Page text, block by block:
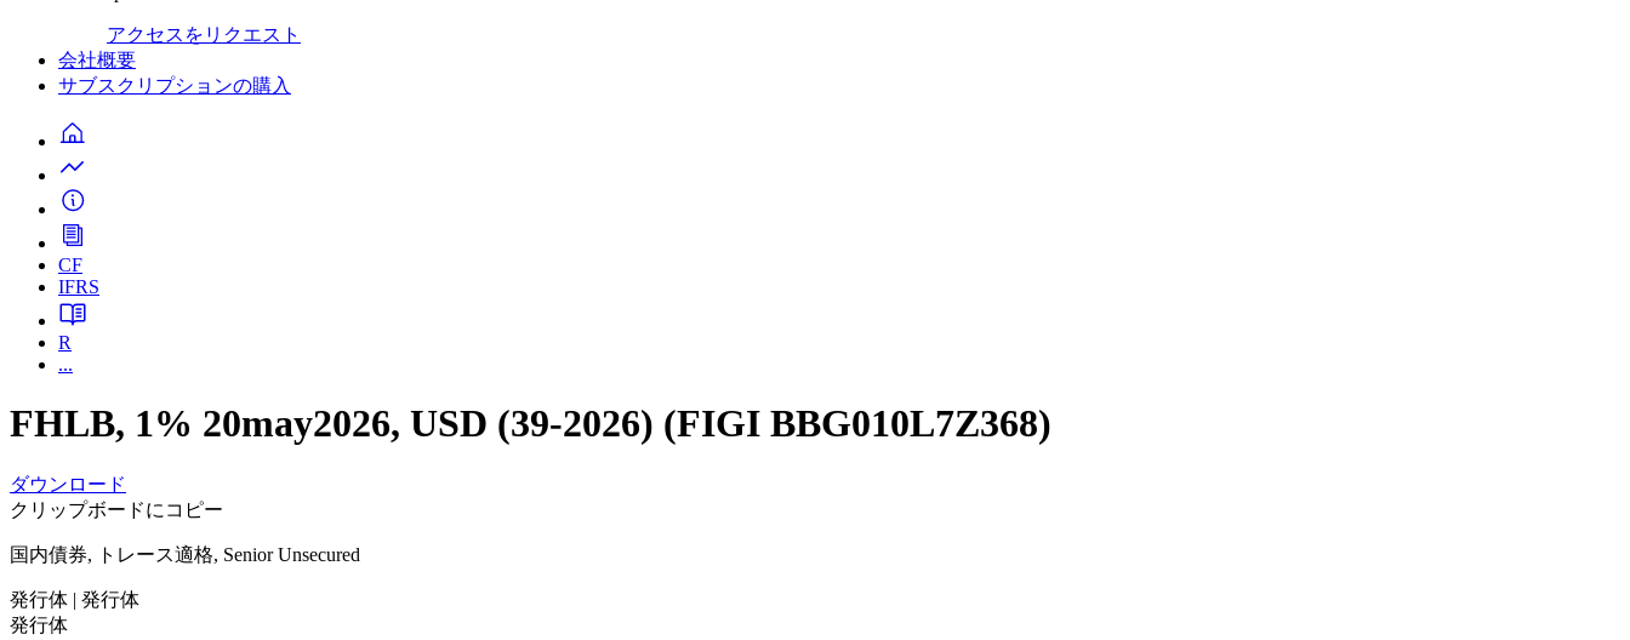
アクセスをリクエスト
会社概要
サブスクリプションの購入
CF
IFRS
R
...
FHLB, 1% 20may2026, USD (39-2026) (FIGI BBG010L7Z368)
ダウンロード
クリップボードにコピー
国内債券, トレース適格, Senior Unsecured
発行体 | 発行体
発行体